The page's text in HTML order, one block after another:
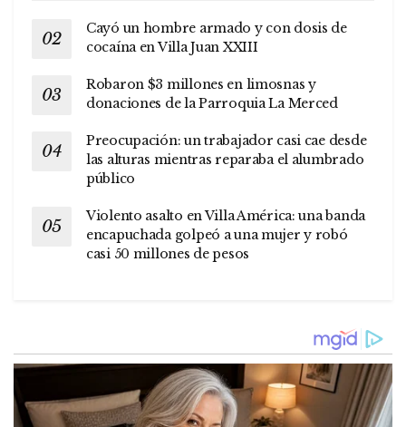
Cayó un hombre armado y con dosis de
cocaína en Villa Juan XXIII
Robaron $3 millones en limosnas y
donaciones de la Parroquia La Merced
Preocupación: un trabajador casi cae desde
las alturas mientras reparaba el alumbrado
público
Violento asalto en Villa América: una banda
encapuchada golpeó a una mujer y robó
casi 50 millones de pesos